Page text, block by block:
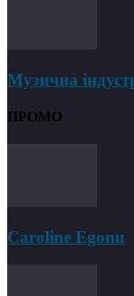
Музична
ПРОМО
Caroline Egonu